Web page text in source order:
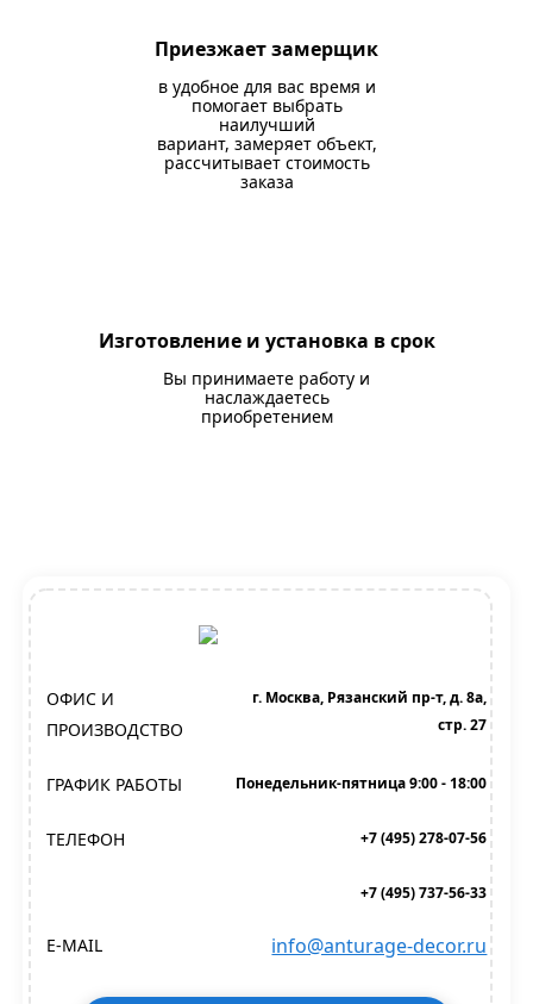
Приезжает замерщик
в удобное для вас время и
помогает выбрать
наилучший
вариант, замеряет объект,
рассчитывает стоимость
заказа
Изготовление и установка в срок
Вы принимаете работу и
наслаждаетесь
приобретением
ОФИС И
ПРОИЗВОДСТВО
г. Москва, Рязанский пр-т, д. 8а,
стр. 27
ГРАФИК РАБОТЫ Понедельник-пятница 9:00 - 18:00
ТЕЛЕФОН +7 (495) 278-07-56
+7 (495) 737-56-33
E-MAIL info@anturage-decor.ru